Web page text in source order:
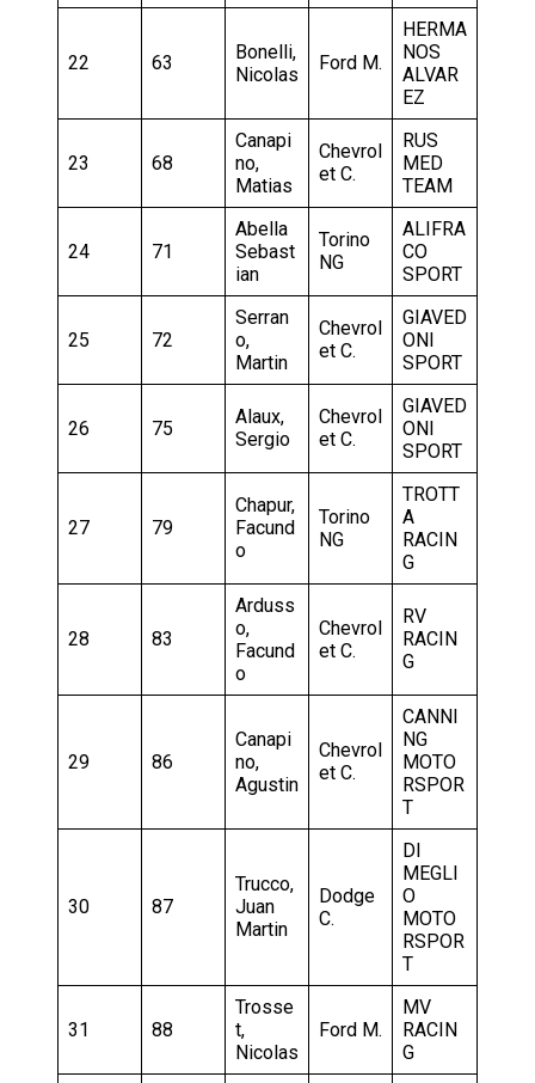
22 63
Bonelli,
Nicolas
Ford M.
HERMA
NOS
ALVAR
EZ
23 68
Canapi
no,
Matias
Chevrol
et C.
RUS
MED
TEAM
24 71
Abella
Sebast
ian
Torino
NG
ALIFRA
CO
SPORT
25 72
Serran
o,
Martin
Chevrol
et C.
GIAVED
ONI
SPORT
26 75
Alaux,
Sergio
Chevrol
et C.
GIAVED
ONI
SPORT
27 79
Chapur,
Facund
o
Torino
NG
TROTT
A
RACIN
G
28 83
Arduss
o,
Facund
o
Chevrol
et C.
RV
RACIN
G
29 86
Canapi
no,
Agustin
Chevrol
et C.
CANNI
NG
MOTO
RSPOR
T
30 87
Trucco,
Juan
Martin
Dodge
C.
DI
MEGLI
O
MOTO
RSPOR
T
31 88
Trosse
t,
Nicolas
Ford M.
MV
RACIN
G